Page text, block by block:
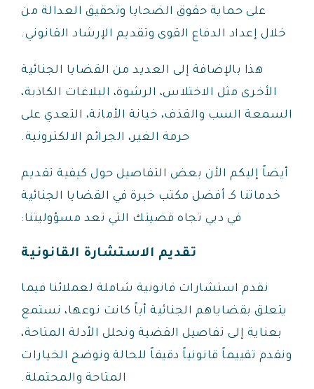
على حماية حقوق الضحايا وتحقيق العدالة من
خلال إعداد الدفاع القوى وتقديم الإرشاد القانوني.
هذا بالإضافة إلى العديد من القضايا الجنائية
الأخرى مثل الاختلاس، الرشوة، البلاغات الكاذبة،
السمعة السب والقذف، خيانة الأمانة، التعدي على
حرمة الغير، الجرائم الالكترونية.
أيضاً إليكم الأن بعض التفاصيل حول كيفية تقديم
خدماتنا كـ أفضل مكتب خبرة في القضايا الجنائية
في دبي تجاه قضيتك التي تعد مسؤوليتنا:
تقديم الاستشارة القانونية
نقدم استشارات قانونية شاملة لعملائنا فيما
يتعلق بقضاياهم الجنائية أياً كانت نوعها، نستمع
بعناية إلى تفاصيل القضية ونحلل الأدلة المتاحة،
ونقدم تقييماً قانونياً دقيقاً للحالة ونوضح الخيارات
المتاحة والمحتملة.